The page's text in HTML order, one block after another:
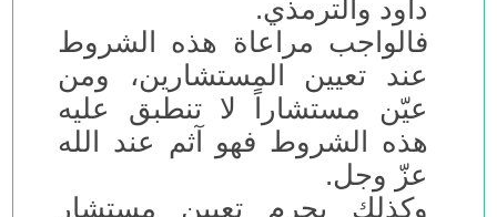
داود والترمذي.
فالواجب مراعاة هذه الشروط
عند تعيين المستشارين، ومن
عيّن مستشاراً لا تنطبق عليه
هذه الشروط فهو آثم عند الله
عزّ وجل.
وكذلك يحرم تعيين مستشار